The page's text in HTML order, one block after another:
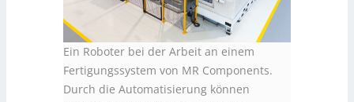
Ein Roboter bei der Arbeit an einem
Fertigungssystem von MR Components.
Durch die Automatisierung können